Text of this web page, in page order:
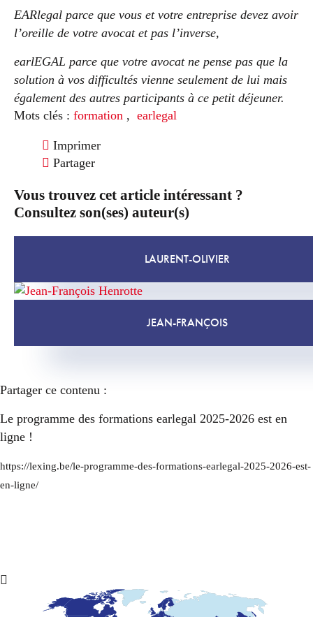
EARlegal parce que vous et votre entreprise devez avoir
l’oreille de votre avocat et pas l’inverse,
earlEGAL parce que votre avocat ne pense pas que la
solution à vos difficultés vienne seulement de lui mais
également des autres participants à ce petit déjeuner.
Mots clés : formation , earlegal
Imprimer
Partager
Vous trouvez cet article intéressant ?
Consultez son(ses) auteur(s)
LAURENT-OLIVIER
JEAN-FRANÇOIS
Partager ce contenu :
Le programme des formations earlegal 2025-2026 est en
ligne !
https://lexing.be/le-programme-des-formations-earlegal-2025-2026-est-
en-ligne/